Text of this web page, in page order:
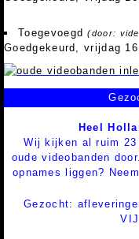
Toegevoegd(door:
Goedgekeurd, vrijdag
Heel
Wij kijken al ruim
oude videobanden
opnames liggen?
Gezocht: